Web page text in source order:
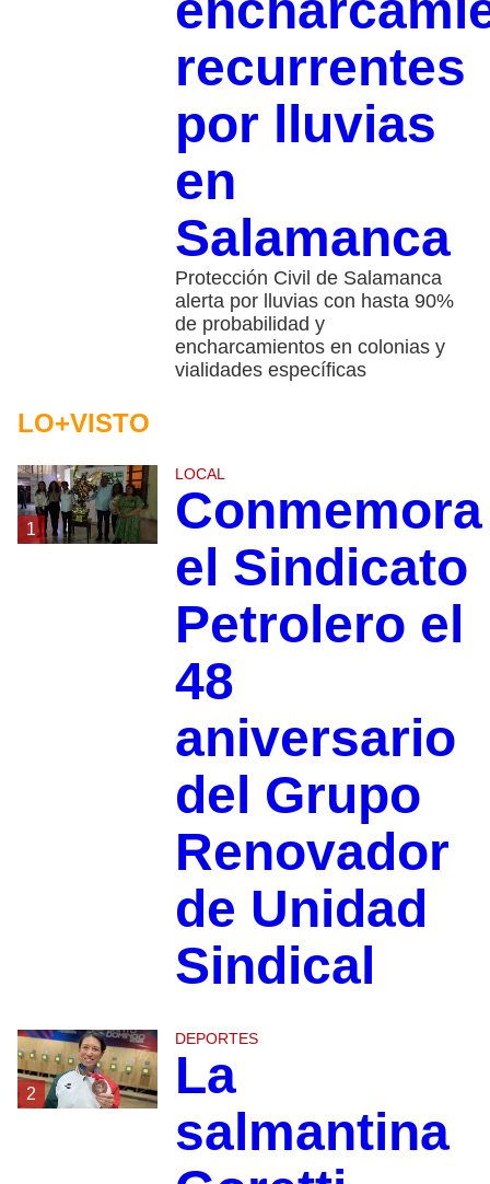
recurrentes
por lluvias
en
Salamanca
Protección Civil de Salamanca
alerta por lluvias con hasta 90%
de probabilidad y
encharcamientos en colonias y
vialidades específicas
LO+VISTO
1
LOCAL
Conmemora
el Sindicato
Petrolero el
48
aniversario
del Grupo
Renovador
de Unidad
Sindical
2
DEPORTES
La
salmantina